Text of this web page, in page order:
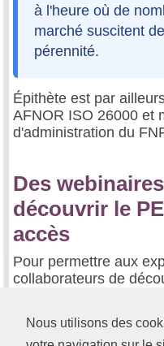
Nous utilisons des
à l'heure où de
marché suscitent
pérennité.
Épithète est par
AFNOR ISO 26000 et
d'administration du
Des
découvrir le
accès
Pour permettre aux
collaborateurs de
webinaires en
organisés environ